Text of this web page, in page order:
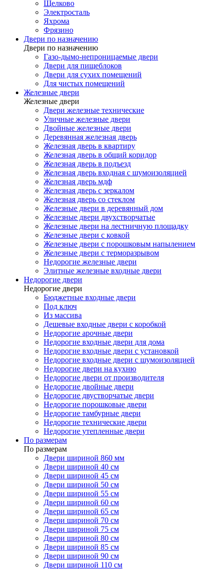
Щелково
Электросталь
Яхрома
Фрязино
Двери по назначению
Двери по назначению
Газо-дымо-непроницаемые двери
Двери для пищеблоков
Двери для сухих помещений
Для чистых помещений
Железные двери
Железные двери
Двери железные технические
Уличные железные двери
Двойные железные двери
Деревянная железная дверь
Железная дверь в квартиру
Железная дверь в общий коридор
Железная дверь в подъезд
Железная дверь входная с шумоизоляцией
Железная дверь мдф
Железная дверь с зеркалом
Железная дверь со стеклом
Железные двери в деревянный дом
Железные двери двухстворчатые
Железные двери на лестничную площадку
Железные двери с ковкой
Железные двери с порошковым напылением
Железные двери с терморазрывом
Недорогие железные двери
Элитные железные входные двери
Недорогие двери
Недорогие двери
Бюджетные входные двери
Под ключ
Из массива
Дешевые входные двери с коробкой
Недорогие арочные двери
Недорогие входные двери для дома
Недорогие входные двери с установкой
Недорогие входные двери с шумоизоляцией
Недорогие двери на кухню
Недорогие двери от производителя
Недорогие двойные двери
Недорогие двустворчатые двери
Недорогие порошковые двери
Недорогие тамбурные двери
Недорогие технические двери
Недорогие утепленные двери
По размерам
По размерам
Двери шириной 860 мм
Двери шириной 40 см
Двери шириной 45 см
Двери шириной 50 см
Двери шириной 55 см
Двери шириной 60 см
Двери шириной 65 см
Двери шириной 70 см
Двери шириной 75 см
Двери шириной 80 см
Двери шириной 85 см
Двери шириной 90 см
Двери шириной 110 см